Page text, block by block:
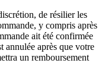
de résilier les
y compris après
ait été confirmée
annulée après que votre
un remboursement